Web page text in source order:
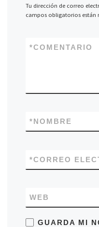
Tu dirección de correo
campos obligatorios están
COMENTARIO
*
NOMBRE
*
CORREO
*
WEB
GUARDA MI